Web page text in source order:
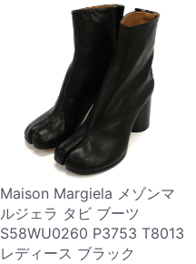
Maison Margiela メゾンマ
ルジェラ タビ ブーツ
S58WU0260 P3753 T8013
レディース ブラック